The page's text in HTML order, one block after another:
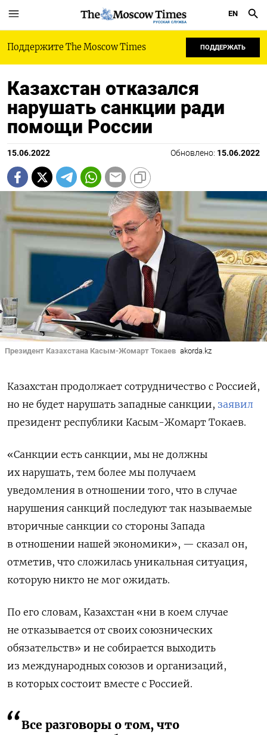
РУССКАЯ СЛУЖБА
EN
Поддержите The Moscow Times ПОДДЕРЖАТЬ
Казахстан отказался
нарушать санкции ради
помощи России
15.06.2022 Обновлено: 15.06.2022
Президент Казахстана Касым-Жомарт Токаев akorda.kz
Казахстан продолжает сотрудничество с Россией,
но не будет нарушать западные санкции, заявил
президент республики Касым-Жомарт Токаев.
«Санкции есть санкции, мы не должны
их нарушать, тем более мы получаем
уведомления в отношении того, что в случае
нарушения санкций последуют так называемые
вторичные санкции со стороны Запада
в отношении нашей экономики», — сказал он,
отметив, что сложилась уникальная ситуация,
которую никто не мог ожидать.
По его словам, Казахстан «ни в коем случае
не отказывается от своих союзнических
обязательств» и не собирается выходить
из международных союзов и организаций,
в которых состоит вместе с Россией.
Все разговоры о том, что